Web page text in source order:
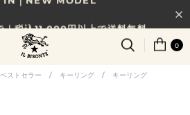
ら選べる、新しいギフトガイド
COLOR LEATHER
0
ベストセラー / キーリング / キーリング